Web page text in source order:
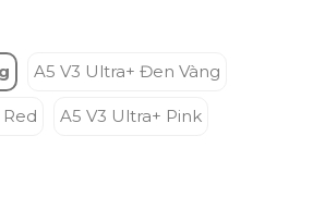
A5 V3 Ultra+ Đen Vàng
A5 V3 Ultra+ Pink